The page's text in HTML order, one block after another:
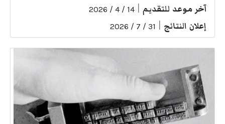
آخر موعد للتقديم 14 / 4 / 2026
إعلان النتائج 31 / 7 / 2026